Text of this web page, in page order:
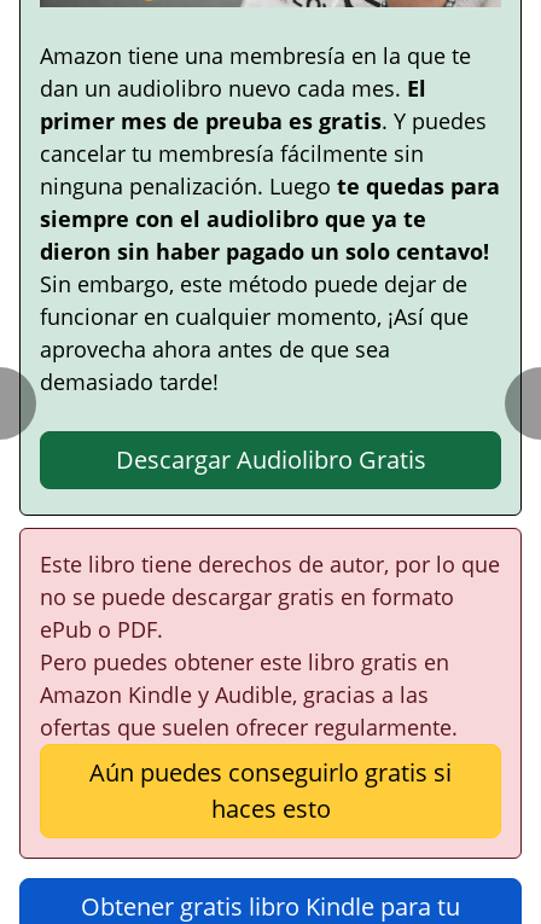
Amazon tiene una membresía en la que te
dan un audiolibro nuevo cada mes. El
primer mes de preuba es gratis. Y puedes
cancelar tu membresía fácilmente sin
ninguna penalización. Luego te quedas para
siempre con el audiolibro que ya te
dieron sin haber pagado un solo centavo!
Sin embargo, este método puede dejar de
funcionar en cualquier momento, ¡Así que
aprovecha ahora antes de que sea
demasiado tarde!
Descargar Audiolibro Gratis
Este libro tiene derechos de autor, por lo que
no se puede descargar gratis en formato
ePub o PDF.
Pero puedes obtener este libro gratis en
Amazon Kindle y Audible, gracias a las
ofertas que suelen ofrecer regularmente.
Aún puedes conseguirlo gratis si
haces esto
Obtener gratis libro Kindle para tu